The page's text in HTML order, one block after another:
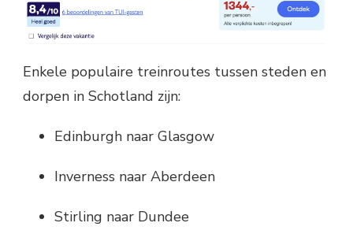
Enkele populaire treinroutes tussen steden en
dorpen in Schotland zijn:
Edinburgh naar Glasgow
Inverness naar Aberdeen
Stirling naar Dundee